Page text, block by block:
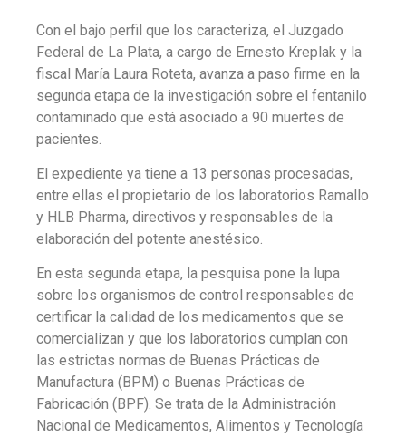
Con el bajo perfil que los caracteriza, el Juzgado
Federal de La Plata, a cargo de Ernesto Kreplak y la
fiscal María Laura Roteta, avanza a paso firme en la
segunda etapa de la investigación sobre el fentanilo
contaminado que está asociado a 90 muertes de
pacientes.
El expediente ya tiene a 13 personas procesadas,
entre ellas el propietario de los laboratorios Ramallo
y HLB Pharma, directivos y responsables de la
elaboración del potente anestésico.
En esta segunda etapa, la pesquisa pone la lupa
sobre los organismos de control responsables de
certificar la calidad de los medicamentos que se
comercializan y que los laboratorios cumplan con
las estrictas normas de Buenas Prácticas de
Manufactura (BPM) o Buenas Prácticas de
Fabricación (BPF). Se trata de la Administración
Nacional de Medicamentos, Alimentos y Tecnología